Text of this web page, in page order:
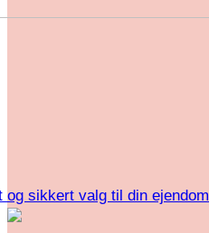
og sikkert valg til din ejendom